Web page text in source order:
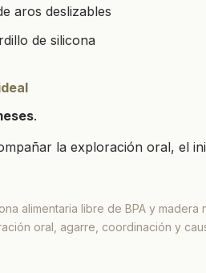
aros deslizables
de silicona
.
la exploración oral, el
alimentaria libre de BPA y madera
oral, agarre, coordinación y